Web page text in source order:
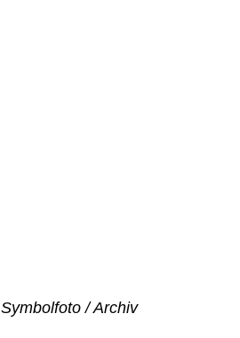
Symbolfoto / Archiv